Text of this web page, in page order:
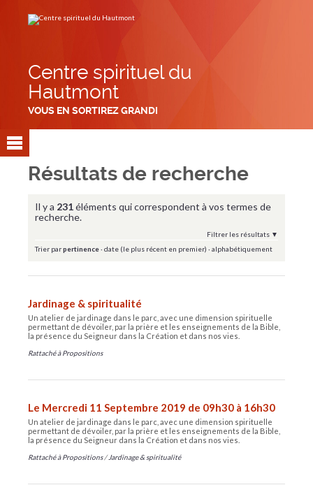
contenu.
Centre spirituel du
Hautmont
VOUS EN SORTIREZ GRANDI
Résultats de recherche
Il y a 231éléments qui correspondent à vos termes de
recherche.
Filtrer les résultats
Trier parpertinence· date (le plus récent en premier) · alphabétiquement
Jardinage & spiritualité
Un atelier de jardinage dans le parc, avec une dimension spirituelle
permettant de dévoiler, par la prière et les enseignements de la Bible,
la présence du Seigneur dans la Création et dans nos vies.
Rattaché à Propositions
Le Mercredi 11 Septembre 2019 de 09h30 à 16h30
Un atelier de jardinage dans le parc, avec une dimension spirituelle
permettant de dévoiler, par la prière et les enseignements de la Bible,
la présence du Seigneur dans la Création et dans nos vies.
Rattaché à Propositions /Jardinage & spiritualité